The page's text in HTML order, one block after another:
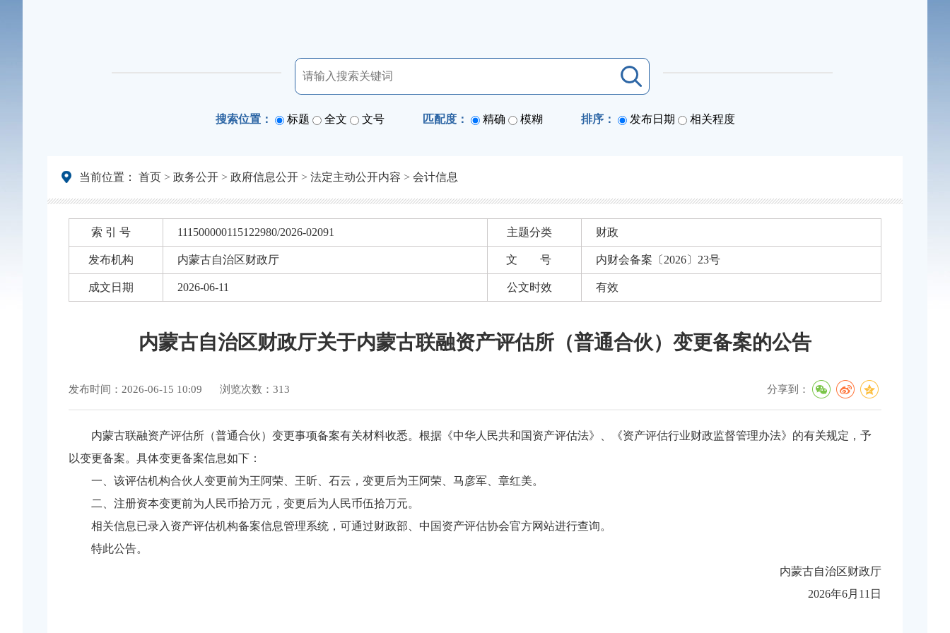
搜索位置： 标题 全文 文号 匹配度： 精确 模糊 排序： 发布日期 相关程度
当前位置： 首页 > 政务公开 > 政府信息公开 > 法定主动公开内容 > 会计信息
索 引 号 111500000115122980/2026-02091 主题分类 财政
发布机构 内蒙古自治区财政厅 文 号 内财会备案〔2026〕23号
成文日期 2026-06-11 公文时效 有效
内蒙古自治区财政厅关于内蒙古联融资产评估所（普通合伙）变更备案的公告
发布时间：2026-06-15 10:09 浏览次数：313 分享到：
内蒙古联融资产评估所（普通合伙）变更事项备案有关材料收悉。根据《中华人民共和国资产评估法》、《资产评估行业财政监督管理办法》的有关规定，予
以变更备案。具体变更备案信息如下：
一、该评估机构合伙人变更前为王阿荣、王昕、石云，变更后为王阿荣、马彦军、章红美。
二、注册资本变更前为人民币拾万元，变更后为人民币伍拾万元。
相关信息已录入资产评估机构备案信息管理系统，可通过财政部、中国资产评估协会官方网站进行查询。
特此公告。
内蒙古自治区财政厅
2026年6月11日